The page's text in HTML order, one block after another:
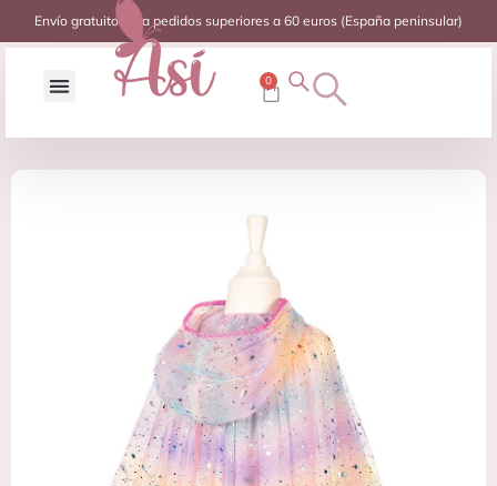
Envío gratuito para pedidos superiores a 60 euros (España peninsular)
0